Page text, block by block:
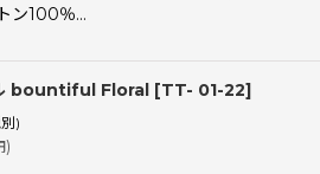
ン100％…
bountiful Floral [TT- 01-22]
)
)